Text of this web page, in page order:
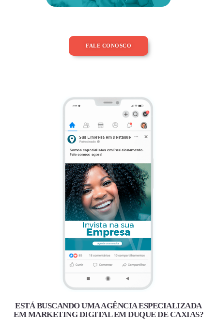
FALE CONOSCO
ESTÁ BUSCANDO UMA AGÊNCIA ESPECIALIZADA
EM MARKETING DIGITAL EM DUQUE DE CAXIAS?